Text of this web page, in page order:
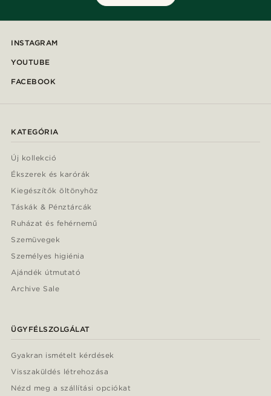
INSTAGRAM
YOUTUBE
FACEBOOK
KATEGÓRIA
Új kollekció
Ékszerek és karórák
Kiegészítők öltönyhöz
Táskák & Pénztárcák
Ruházat és fehérnemű
Szemüvegek
Személyes higiénia
Ajándék útmutató
Archive Sale
ÜGYFÉLSZOLGÁLAT
Gyakran ismételt kérdések
Visszaküldés létrehozása
Nézd meg a szállítási opciókat